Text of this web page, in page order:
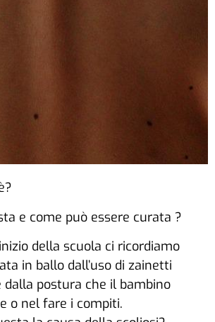
e come può essere curata ?
della scuola ci ricordiamo
in ballo dall’uso di zainetti
dalla postura che il bambino
o nel fare i compiti.